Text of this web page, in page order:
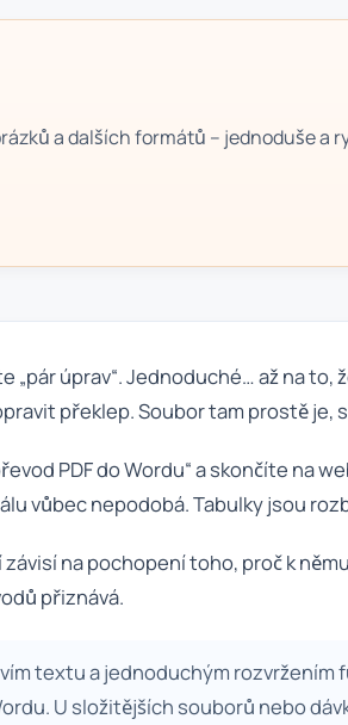
a dalších formátů – jednoduše a
„pár úprav“. Jednoduché… až na
překlep. Soubor tam prostě je,
PDF do Wordu“ a skončíte na
vůbec nepodobá. Tabulky jsou
na pochopení toho, proč k
přiznává.
textu a jednoduchým
U složitějších souborů nebo